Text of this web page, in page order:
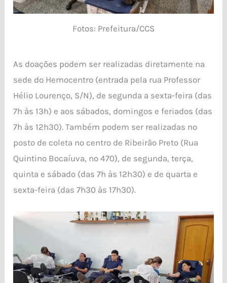
Fotos: Prefeitura/CCS
As doações podem ser realizadas diretamente na
sede do Hemocentro (entrada pela rua Professor
Hélio Lourenço, S/N), de segunda a sexta-feira (das
7h às 13h) e aos sábados, domingos e feriados (das
7h às 12h30). Também podem ser realizadas no
posto de coleta no centro de Ribeirão Preto (Rua
Quintino Bocaíuva, nº 470), de segunda, terça,
quinta e sábado (das 7h às 12h30) e de quarta e
sexta-feira (das 7h30 às 17h30).